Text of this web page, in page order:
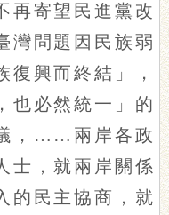
再寄望民進黨改
灣問題因民族弱
復興而終結」，
也必然統一」的
，……兩岸各政
士，就兩岸關係
的民主協商，就